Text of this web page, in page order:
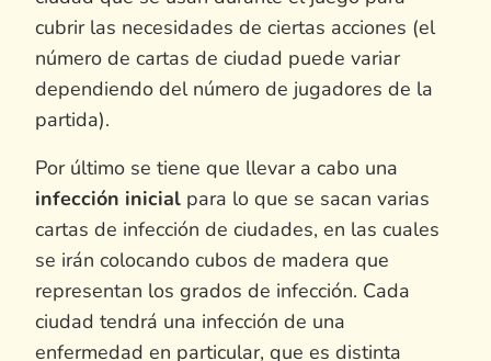
cubrir las necesidades de ciertas acciones (el
número de cartas de ciudad puede variar
dependiendo del número de jugadores de la
partida).
Por último se tiene que llevar a cabo una
infección inicial para lo que se sacan varias
cartas de infección de ciudades, en las cuales
se irán colocando cubos de madera que
representan los grados de infección. Cada
ciudad tendrá una infección de una
enfermedad en particular, que es distinta